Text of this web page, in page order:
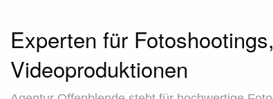
Experten für
Videoproduktionen